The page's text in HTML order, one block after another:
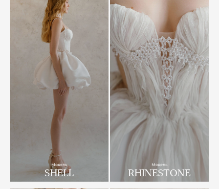
Модель
SHELL
Модель
RHINESTONE